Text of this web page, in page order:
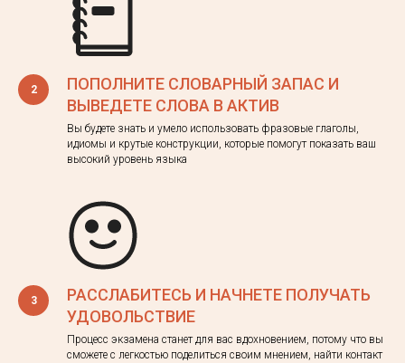
ПОПОЛНИТЕ СЛОВАРНЫЙ ЗАПАС И
ВЫВЕДЕТЕ СЛОВА В АКТИВ
Вы будете знать и умело использовать фразовые глаголы,
идиомы и крутые конструкции, которые помогут показать ваш
высокий уровень языка
РАССЛАБИТЕСЬ И НАЧНЕТЕ ПОЛУЧАТЬ
УДОВОЛЬСТВИЕ
Процесс экзамена станет для вас вдохновением, потому что вы
сможете с легкостью поделиться своим мнением, найти контакт